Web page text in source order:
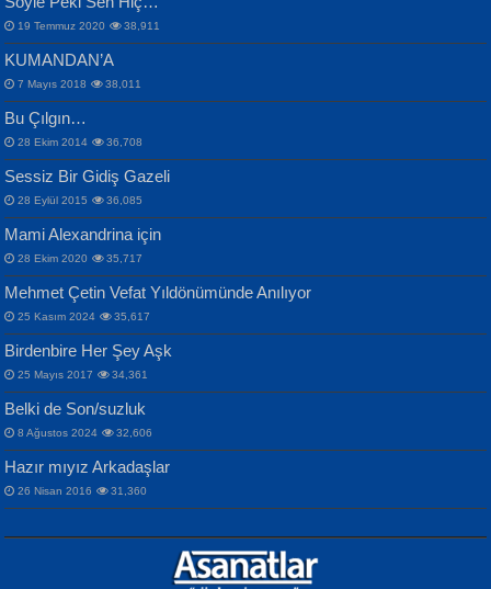
İPEK ACAR SERT
Gazze’nin Şecaati, Ümmetin İmtihanı...
MAHMUT GÜRBÜZ
İbrahim Olmak ve Bitirebilmek...
NURAN KÖSE BAYDAR
Selahattin Yıldız
İdrakimle Üşürken...
Songül Özel
Mahzen...
ERDEM BAYAZIT
Sana, Bana, Vatanıma, Ülkemin
İnsanlarına Dair...
NAZIM HİKMET RAN
Bir Cezaevinde, Tecritteki Adamın
Mektupları...
19 Temmuz 2020 38,911
KUMANDAN’A
7 Mayıs 2018 38,011
Bu Çılgın…
28 Ekim 2014 36,708
Sessiz Bir Gidiş Gazeli
28 Eylül 2015 36,085
Mami Alexandrina için
28 Ekim 2020 35,717
Mehmet Çetin Vefat Yıldönümünde Anılıyor
25 Kasım 2024 35,617
Birdenbire Her Şey Aşk
25 Mayıs 2017 34,361
Belki de Son/suzluk
8 Ağustos 2024 32,606
Hazır mıyız Arkadaşlar
26 Nisan 2016 31,360